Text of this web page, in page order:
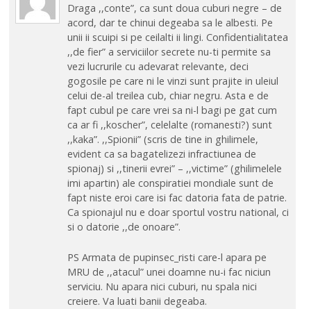
Draga ,,conte”, ca sunt doua cuburi negre – de
acord, dar te chinui degeaba sa le albesti. Pe
unii ii scuipi si pe ceilalti ii lingi. Confidentialitatea
,,de fier” a serviciilor secrete nu-ti permite sa
vezi lucrurile cu adevarat relevante, deci
gogosile pe care ni le vinzi sunt prajite in uleiul
celui de-al treilea cub, chiar negru. Asta e de
fapt cubul pe care vrei sa ni-l bagi pe gat cum
ca ar fi ,,koscher”, celelalte (romanesti?) sunt
,,kaka”. ,,Spionii” (scris de tine in ghilimele,
evident ca sa bagatelizezi infractiunea de
spionaj) si ,,tinerii evrei” – ,,victime” (ghilimelele
imi apartin) ale conspiratiei mondiale sunt de
fapt niste eroi care isi fac datoria fata de patrie.
Ca spionajul nu e doar sportul vostru national, ci
si o datorie ,,de onoare”.
PS Armata de pupinsec_risti care-l apara pe
MRU de ,,atacul” unei doamne nu-i fac niciun
serviciu. Nu apara nici cuburi, nu spala nici
creiere. Va luati banii degeaba.